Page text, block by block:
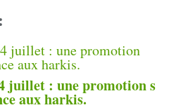
juillet : une promotion s
aux harkis.